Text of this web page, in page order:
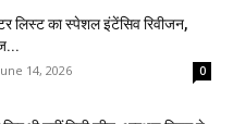
लिस्ट का स्पेशल इंटेंसिव रिवीजन,
14, 2026 0